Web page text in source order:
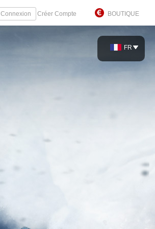
BOUTIQUE
Connexion Créer Compte
FR